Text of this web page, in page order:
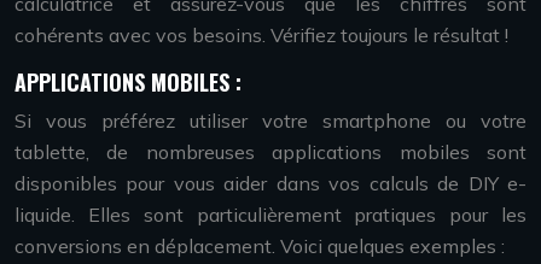
cohérents avec vos besoins. Vérifiez toujours le résultat !
APPLICATIONS MOBILES :
Si vous préférez utiliser votre smartphone ou votre
tablette, de nombreuses applications mobiles sont
disponibles pour vous aider dans vos calculs de DIY e-
liquide. Elles sont particulièrement pratiques pour les
conversions en déplacement. Voici quelques exemples :